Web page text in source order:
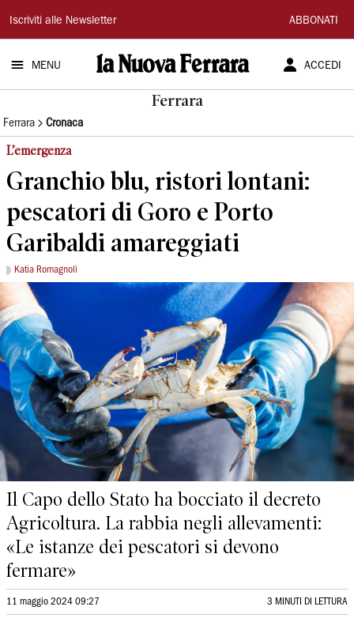
La
Nuova
Ferrara
Iscriviti alle Newsletter ABBONATI
MENU ACCEDI
Ferrara
Ferrara Cronaca
L’emergenza
Granchio blu, ristori lontani:
pescatori di Goro e Porto
Garibaldi amareggiati
Katia Romagnoli
Il Capo dello Stato ha bocciato il decreto
Agricoltura. La rabbia negli allevamenti:
«Le istanze dei pescatori si devono
fermare»
11 maggio 2024 09:27 3 MINUTI DI LETTURA